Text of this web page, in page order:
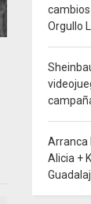
Orgullo
Arranca
Alicia +